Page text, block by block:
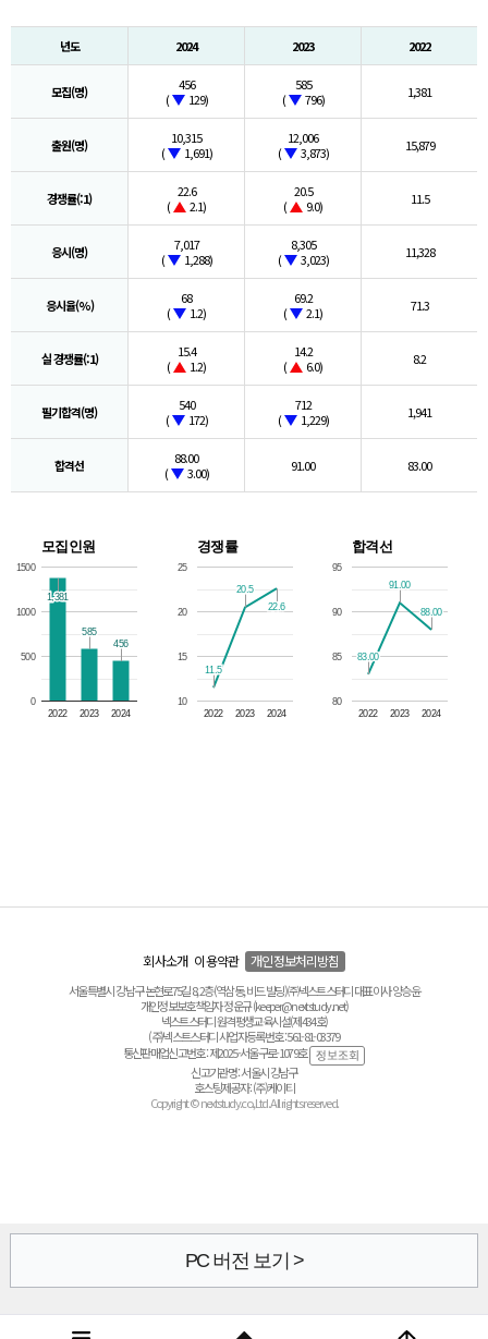
년도 2024 2023 2022
모집(명)
456
(
129)
585
(
796) 1,381
출원(명)
10,315
(
1,691)
12,006
(
3,873) 15,879
경쟁률(:1)
22.6
(
2.1)
20.5
(
9.0) 11.5
응시(명)
7,017
(
1,288)
8,305
(
3,023) 11,328
응시율(%)
68
(
1.2)
69.2
(
2.1) 71.3
실 경쟁률(:1)
15.4
(
1.2)
14.2
(
6.0) 8.2
필기합격(명)
540
(
172)
712
(
1,229) 1,941
합격선
88.00
(
3.00) 91.00 83.00
모집인원
2022 2023 2024
0
500
1000
1500
1,381
1,381
585
585
456
456
경쟁률
2022 2023 2024
10
15
20
25
11.5
11.5
20.5
20.5
22.6
22.6
합격선
2022 2023 2024
80
85
90
95
83.00
83.00
91.00
91.00
88.00
88.00
회사소개 이용약관 개인정보처리방침
서울특별시 강남구 논현로75길 8, 2층(역삼동, 비드 빌딩) ㈜넥스트스터디 대표이사 양승윤
개인정보보호책임자 정운규 (keeper@nextstudy.net)
넥스트스터디 원격평생교육시설(제434호)
(주)넥스트스터디 사업자등록번호 : 561-81-03379
통신판매업신고번호 : 제2025-서울구로-1079호
신고기관명 : 서울시 강남구
호스팅제공자 : (주)케이티
Copyright © nextstudy.co.,Ltd. All rights reserved.
PC 버전 보기 >